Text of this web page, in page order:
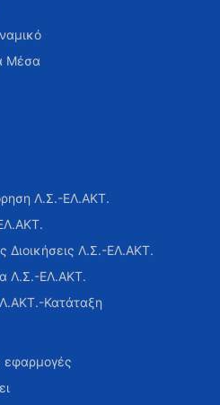
Μέσα
Λ.Σ.-ΕΛ.ΑΚΤ.
Διοικήσεις Λ.Σ.-ΕΛ.ΑΚΤ.
Λ.Σ.-ΕΛ.ΑΚΤ.
Κατάταξη
εφαρμογές